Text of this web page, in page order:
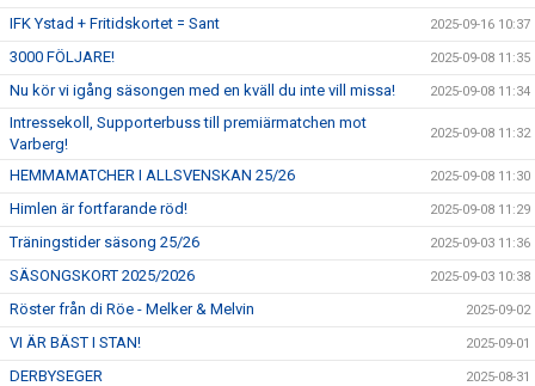
IFK Ystad + Fritidskortet = Sant 2025-09-16 10:37
3000 FÖLJARE! 2025-09-08 11:35
Nu kör vi igång säsongen med en kväll du inte vill missa! 2025-09-08 11:34
Intressekoll, Supporterbuss till premiärmatchen mot
Varberg!
2025-09-08 11:32
HEMMAMATCHER I ALLSVENSKAN 25/26 2025-09-08 11:30
Himlen är fortfarande röd! 2025-09-08 11:29
Träningstider säsong 25/26 2025-09-03 11:36
SÄSONGSKORT 2025/2026 2025-09-03 10:38
Röster från di Röe - Melker & Melvin 2025-09-02
VI ÄR BÄST I STAN! 2025-09-01
DERBYSEGER 2025-08-31